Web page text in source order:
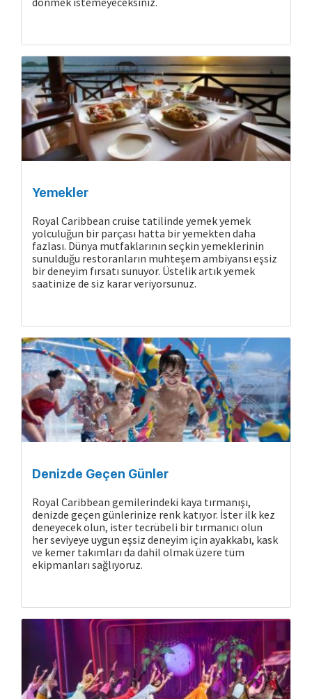
Cruise Hakkında
Yemekler
Royal Caribbean cruise tatilinde yemek yemek
yolculuğun bir parçası hatta bir yemekten daha
fazlası. Dünya mutfaklarının seçkin yemeklerinin
sunulduğu restoranların muhteşem ambiyansı eşsiz
bir deneyim fırsatı sunuyor. Üstelik artık yemek
saatinize de siz karar veriyorsunuz.
Denizde Geçen Günler
Royal Caribbean gemilerindeki kaya tırmanışı,
denizde geçen günlerinize renk katıyor. İster ilk kez
deneyecek olun, ister tecrübeli bir tırmanıcı olun
her seviyeye uygun eşsiz deneyim için ayakkabı, kask
ve kemer takımları da dahil olmak üzere tüm
ekipmanları sağlıyoruz.